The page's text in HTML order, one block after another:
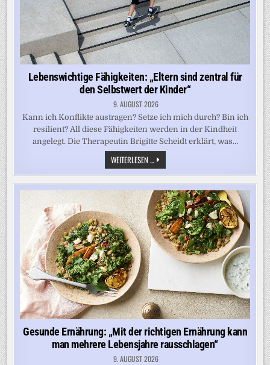
Lebenswichtige Fähigkeiten: „Eltern sind zentral für
den Selbstwert der Kinder“
9. AUGUST 2026
Kann ich Konflikte austragen? Setze ich mich durch? Bin ich
resilient? All diese Fähigkeiten werden in der Kindheit
angelegt. Die Therapeutin Brigitte Scheidt erklärt, was…
WEITERLESEN ... LEBENSWICHTIGE
FÄHIGKEITEN:
„ELTERN
SIND
ZENTRAL
FÜR
DEN
SELBSTWERT
DER
KINDER“
Gesunde Ernährung: „Mit der richtigen Ernährung kann
man mehrere Lebensjahre rausschlagen“
9. AUGUST 2026